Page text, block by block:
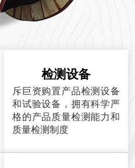
检测设备
斥巨资购置产品检测设备
和试验设备，拥有科学严
格的产品质量检测能力和
质量检测制度